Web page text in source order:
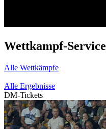
Wettkampf-Service
Alle Wettkämpfe
Alle Ergebnisse
DM-Tickets